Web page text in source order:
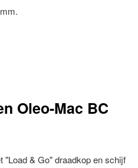
Oleo-Mac BC
"Load & Go" draadkop en schijf